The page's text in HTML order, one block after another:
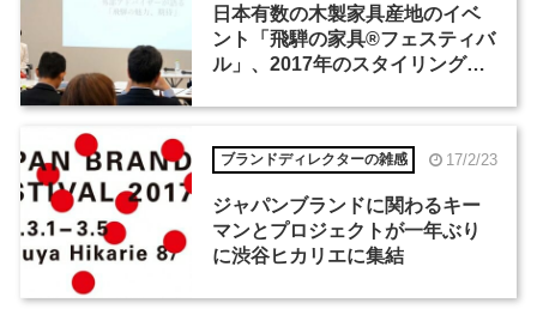
日本有数の木製家具産地のイベ
ント「飛騨の家具®フェスティバ
ル」、2017年のスタイリングテ
ブランドディレクターの雑感 17/2/23
ジャパンブランドに関わるキー
マンとプロジェクトが一年ぶり
に渋谷ヒカリエに集結